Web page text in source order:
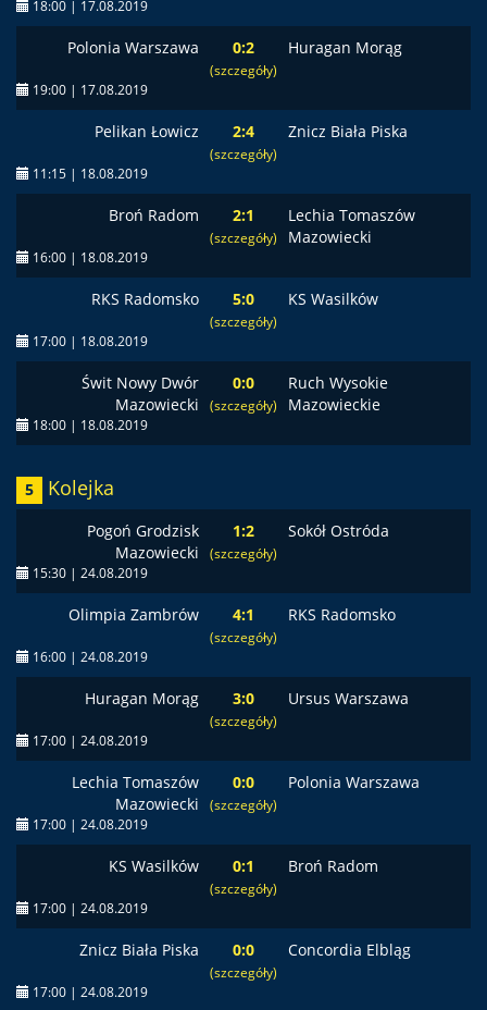
18:00 | 17.08.2019
Polonia Warszawa 0:2
(szczegóły)
Huragan Morąg
19:00 | 17.08.2019
Pelikan Łowicz 2:4
(szczegóły)
Znicz Biała Piska
11:15 | 18.08.2019
Broń Radom 2:1
(szczegóły)
Lechia Tomaszów
Mazowiecki
16:00 | 18.08.2019
RKS Radomsko 5:0
(szczegóły)
KS Wasilków
17:00 | 18.08.2019
Świt Nowy Dwór
Mazowiecki
0:0
(szczegóły)
Ruch Wysokie
Mazowieckie
18:00 | 18.08.2019
5 Kolejka
Pogoń Grodzisk
Mazowiecki
1:2
(szczegóły)
Sokół Ostróda
15:30 | 24.08.2019
Olimpia Zambrów 4:1
(szczegóły)
RKS Radomsko
16:00 | 24.08.2019
Huragan Morąg 3:0
(szczegóły)
Ursus Warszawa
17:00 | 24.08.2019
Lechia Tomaszów
Mazowiecki
0:0
(szczegóły)
Polonia Warszawa
17:00 | 24.08.2019
KS Wasilków 0:1
(szczegóły)
Broń Radom
17:00 | 24.08.2019
Znicz Biała Piska 0:0
(szczegóły)
Concordia Elbląg
17:00 | 24.08.2019